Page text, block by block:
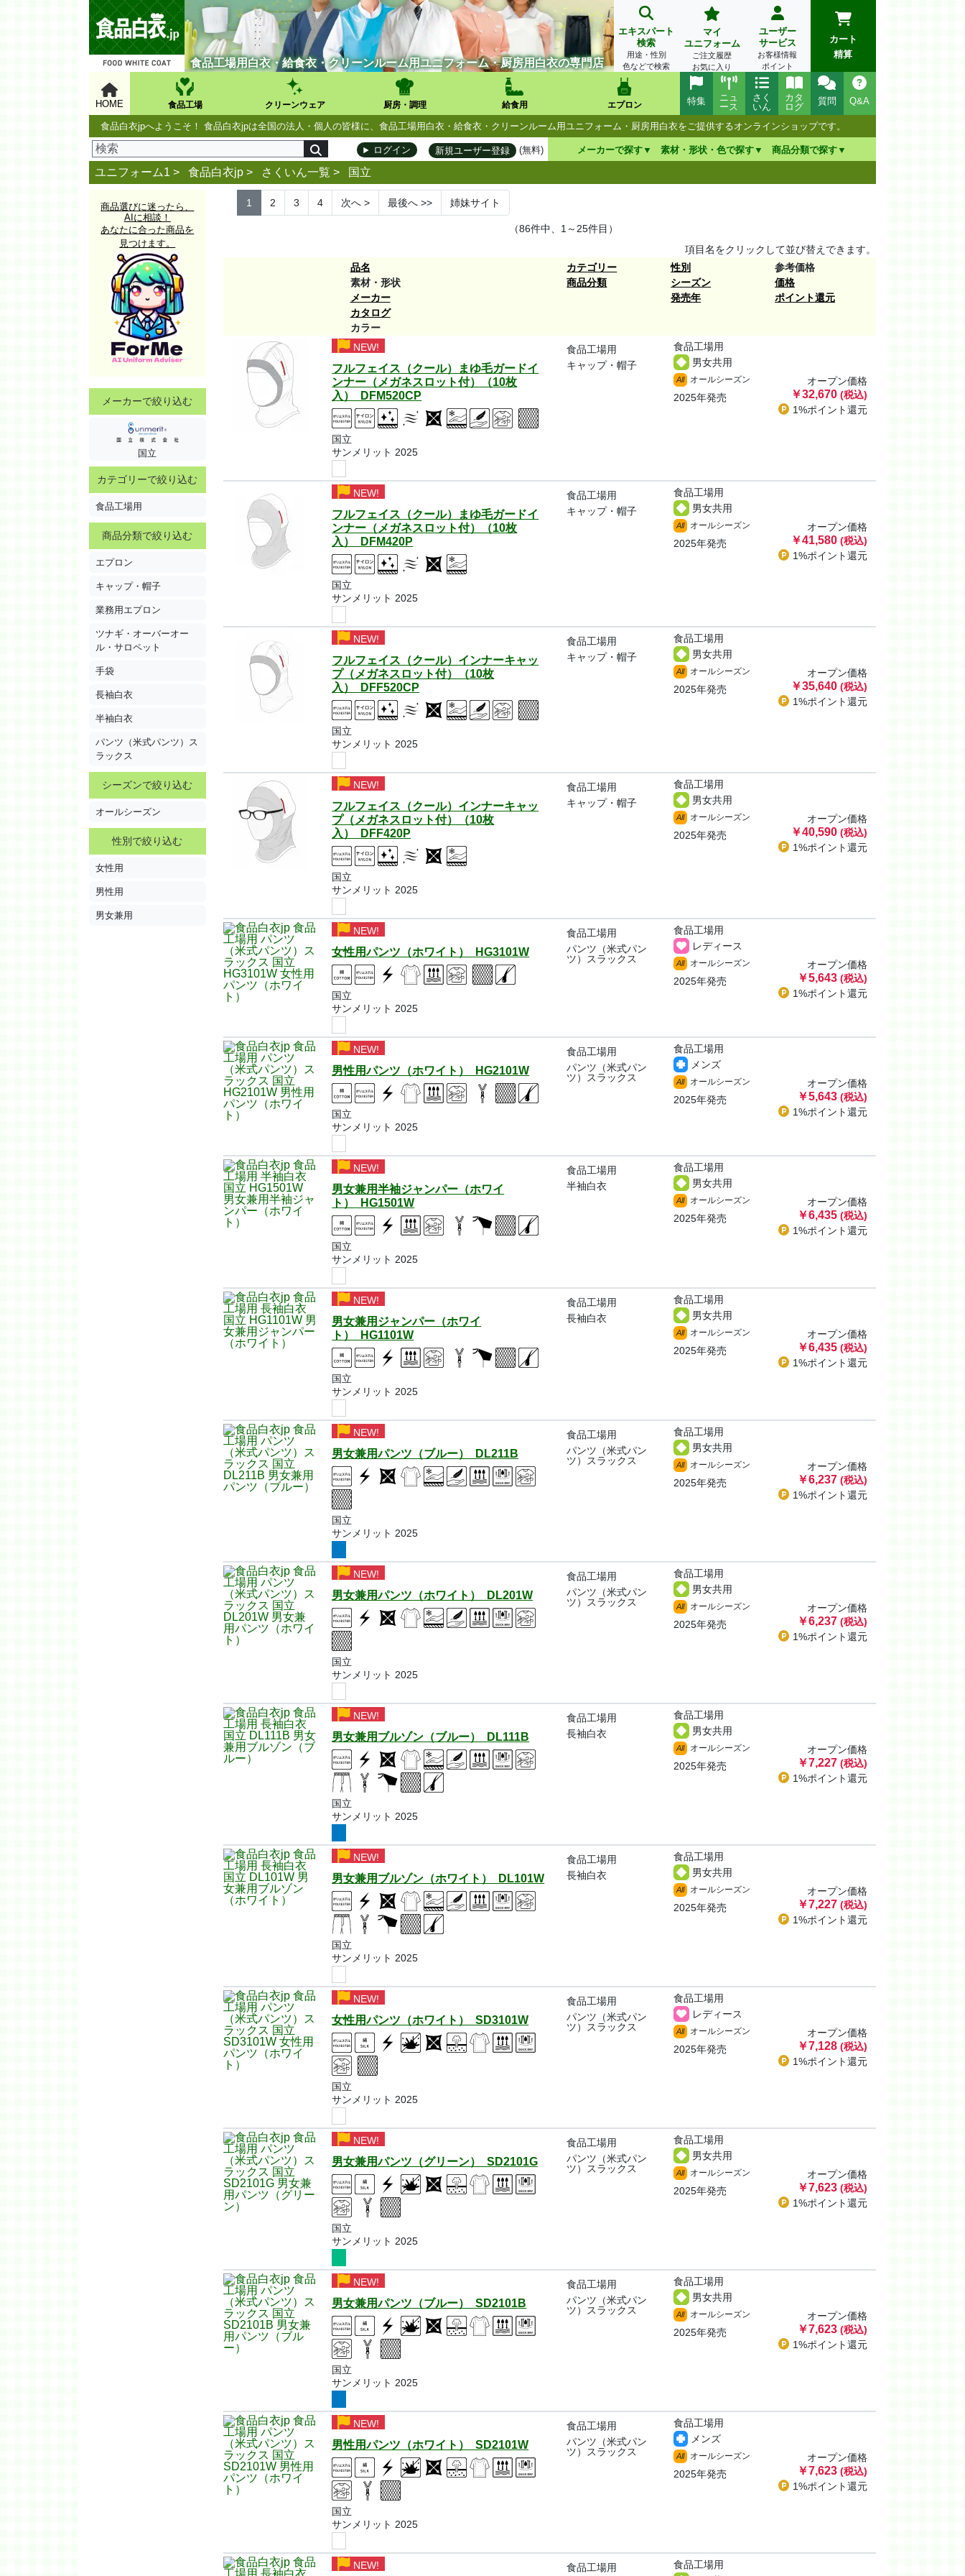
食品工場用白衣・給食衣・クリーンルーム用ユニフォーム・厨房用白衣の専門店
エキスパート
検索
用途・性別
色などで検索
マイ
ユニフォーム
ご注文履歴
お気に入り
ユーザー
サービス
お客様情報
ポイント
カート
精算
HOME 食品工場 クリーンウェア 厨房・調理 給食用 エプロン Q&A
質問
カタ
ログ
さく
いん
ニュ
ース
特集
食品白衣jpへようこそ！ 食品白衣jpは全国の法人・個人の皆様に、食品工場用白衣・給食衣・クリーンルーム用ユニフォーム・厨房用白衣をご提供するオンラインショップです。
ログイン 新規ユーザー登録 (無料) メーカーで探す 素材・形状・色で探す 商品分類で探す
ユニフォーム1 > 食品白衣jp > さくいん一覧 > 国立
商品選びに迷ったら、
AIに相談！
あなたに合った商品を
見つけます。
メーカーで絞り込む
国立
カテゴリーで絞り込む
食品工場用
商品分類で絞り込む
エプロン
キャップ・帽子
業務用エプロン
ツナギ・オーバーオー
ル・サロペット
手袋
長袖白衣
半袖白衣
パンツ（米式パンツ）ス
ラックス
シーズンで絞り込む
オールシーズン
性別で絞り込む
女性用
男性用
男女兼用
1 2 3 4 次へ> 最後へ>> 姉妹サイト
（86件中、1～25件目）
項目名をクリックして並び替えできます。
品名
素材・形状
メーカー
カタログ
カラー
カテゴリー
商品分類
性別
シーズン
発売年
参考価格
価格
ポイント還元
NEW!
フルフェイス（クール）まゆ毛ガードイ
ンナー（メガネスロット付）（10枚
入） DFM520CP
国立
サンメリット 2025
食品工場用
キャップ・帽子
食品工場用
男女共用
All オールシーズン
2025年発売
オープン価格
￥32,670 (税込)
1%ポイント還元
NEW!
フルフェイス（クール）まゆ毛ガードイ
ンナー（メガネスロット付）（10枚
入） DFM420P
国立
サンメリット 2025
食品工場用
キャップ・帽子
食品工場用
男女共用
All オールシーズン
2025年発売
オープン価格
￥41,580 (税込)
1%ポイント還元
NEW!
フルフェイス（クール）インナーキャッ
プ（メガネスロット付）（10枚
入） DFF520CP
国立
サンメリット 2025
食品工場用
キャップ・帽子
食品工場用
男女共用
All オールシーズン
2025年発売
オープン価格
￥35,640 (税込)
1%ポイント還元
NEW!
フルフェイス（クール）インナーキャッ
プ（メガネスロット付）（10枚
入） DFF420P
国立
サンメリット 2025
食品工場用
キャップ・帽子
食品工場用
男女共用
All オールシーズン
2025年発売
オープン価格
￥40,590 (税込)
1%ポイント還元
NEW!
女性用パンツ（ホワイト） HG3101W
国立
サンメリット 2025
食品工場用
パンツ（米式パン
ツ）スラックス
食品工場用
レディース
All オールシーズン
2025年発売
オープン価格
￥5,643 (税込)
1%ポイント還元
NEW!
男性用パンツ（ホワイト） HG2101W
国立
サンメリット 2025
食品工場用
パンツ（米式パン
ツ）スラックス
食品工場用
メンズ
All オールシーズン
2025年発売
オープン価格
￥5,643 (税込)
1%ポイント還元
NEW!
男女兼用半袖ジャンパー（ホワイ
ト） HG1501W
国立
サンメリット 2025
食品工場用
半袖白衣
食品工場用
男女共用
All オールシーズン
2025年発売
オープン価格
￥6,435 (税込)
1%ポイント還元
NEW!
男女兼用ジャンパー（ホワイ
ト） HG1101W
国立
サンメリット 2025
食品工場用
長袖白衣
食品工場用
男女共用
All オールシーズン
2025年発売
オープン価格
￥6,435 (税込)
1%ポイント還元
NEW!
男女兼用パンツ（ブルー） DL211B
国立
サンメリット 2025
食品工場用
パンツ（米式パン
ツ）スラックス
食品工場用
男女共用
All オールシーズン
2025年発売
オープン価格
￥6,237 (税込)
1%ポイント還元
NEW!
男女兼用パンツ（ホワイト） DL201W
国立
サンメリット 2025
食品工場用
パンツ（米式パン
ツ）スラックス
食品工場用
男女共用
All オールシーズン
2025年発売
オープン価格
￥6,237 (税込)
1%ポイント還元
NEW!
男女兼用ブルゾン（ブルー） DL111B
国立
サンメリット 2025
食品工場用
長袖白衣
食品工場用
男女共用
All オールシーズン
2025年発売
オープン価格
￥7,227 (税込)
1%ポイント還元
NEW!
男女兼用ブルゾン（ホワイト） DL101W
国立
サンメリット 2025
食品工場用
長袖白衣
食品工場用
男女共用
All オールシーズン
2025年発売
オープン価格
￥7,227 (税込)
1%ポイント還元
NEW!
女性用パンツ（ホワイト） SD3101W
国立
サンメリット 2025
食品工場用
パンツ（米式パン
ツ）スラックス
食品工場用
レディース
All オールシーズン
2025年発売
オープン価格
￥7,128 (税込)
1%ポイント還元
NEW!
男女兼用パンツ（グリーン） SD2101G
国立
サンメリット 2025
食品工場用
パンツ（米式パン
ツ）スラックス
食品工場用
男女共用
All オールシーズン
2025年発売
オープン価格
￥7,623 (税込)
1%ポイント還元
NEW!
男女兼用パンツ（ブルー） SD2101B
国立
サンメリット 2025
食品工場用
パンツ（米式パン
ツ）スラックス
食品工場用
男女共用
All オールシーズン
2025年発売
オープン価格
￥7,623 (税込)
1%ポイント還元
NEW!
男性用パンツ（ホワイト） SD2101W
国立
サンメリット 2025
食品工場用
パンツ（米式パン
ツ）スラックス
食品工場用
メンズ
All オールシーズン
2025年発売
オープン価格
￥7,623 (税込)
1%ポイント還元
NEW! 食品工場用
食品工場用